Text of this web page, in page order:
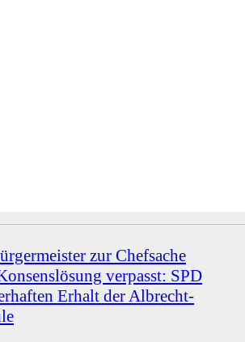
zur Chefsache
verpasst: SPD
Erhalt der Albrecht-